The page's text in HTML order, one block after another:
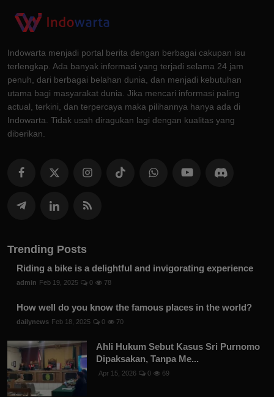
Indowarta menjadi portal berita dengan berbagai cakupan isu
terlengkap. Ada banyak informasi yang terjadi selama 24 jam
penuh, dari berbagai belahan dunia, dan menjadi kebutuhan
utama bagi masyarakat dunia. Jika mencari informasi paling
actual, terkini, dan terpercaya maka pilihannya hanya ada di
Indowarta. Tidak usah diragukan lagi dengan kualitas yang
diberikan.
Trending Posts
Riding a bike is a delightful and invigorating experience
admin Feb 19, 2025 0 78
How well do you know the famous places in the world?
dailynews Feb 18, 2025 0 70
Ahli Hukum Sebut Kasus Sri Purnomo
Dipaksakan, Tanpa Me...
Apr 15, 2026 0 69